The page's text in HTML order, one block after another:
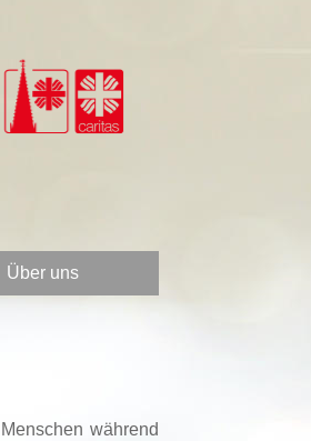
Über uns
während